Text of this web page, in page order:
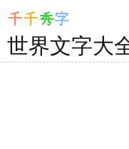
千千秀字
世界文字大